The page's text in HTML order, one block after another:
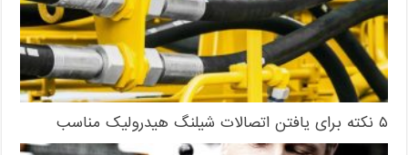
۵ نکته برای یافتن اتصالات شیلنگ هیدرولیک مناسب